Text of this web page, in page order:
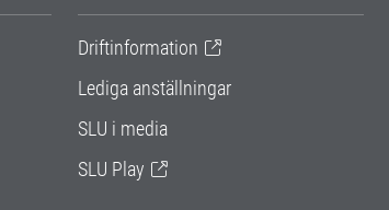
Driftinformation
Lediga anställningar
SLU i media
SLU Play